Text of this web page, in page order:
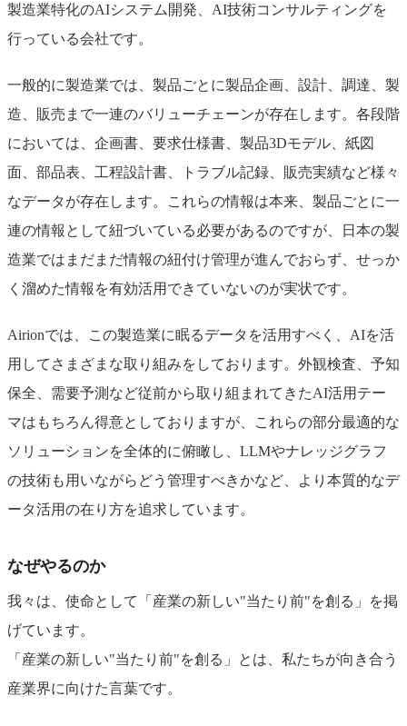
製造業特化のAIシステム開発、AI技術コンサルティングを
行っている会社です。
一般的に製造業では、製品ごとに製品企画、設計、調達、製
造、販売まで一連のバリューチェーンが存在します。各段階
においては、企画書、要求仕様書、製品3Dモデル、紙図
面、部品表、工程設計書、トラブル記録、販売実績など様々
なデータが存在します。これらの情報は本来、製品ごとに一
連の情報として紐づいている必要があるのですが、日本の製
造業ではまだまだ情報の紐付け管理が進んでおらず、せっか
く溜めた情報を有効活用できていないのが実状です。
Airionでは、この製造業に眠るデータを活用すべく、AIを活
用してさまざまな取り組みをしております。外観検査、予知
保全、需要予測など従前から取り組まれてきたAI活用テー
マはもちろん得意としておりますが、これらの部分最適的な
ソリューションを全体的に俯瞰し、LLMやナレッジグラフ
の技術も用いながらどう管理すべきかなど、より本質的なデ
ータ活用の在り方を追求しています。
なぜやるのか
我々は、使命として「産業の新しい"当たり前"を創る」を掲
げています。
「産業の新しい"当たり前"を創る」とは、私たちが向き合う
産業界に向けた言葉です。